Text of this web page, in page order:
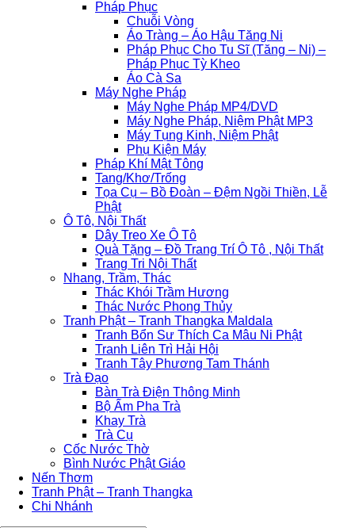
Pháp Phục
Chuỗi Vòng
Áo Tràng – Áo Hậu Tăng Ni
Pháp Phục Cho Tu Sĩ (Tăng – Ni) –
Pháp Phục Tỳ Kheo
Áo Cà Sa
Máy Nghe Pháp
Máy Nghe Pháp MP4/DVD
Máy Nghe Pháp, Niệm Phật MP3
Máy Tụng Kinh, Niệm Phật
Phụ Kiện Máy
Pháp Khí Mật Tông
Tang/Khơ/Trống
Tọa Cụ – Bồ Đoàn – Đệm Ngồi Thiền, Lễ
Phật
Ô Tô, Nội Thất
Dây Treo Xe Ô Tô
Quà Tặng – Đồ Trang Trí Ô Tô , Nội Thất
Trang Tri Nội Thất
Nhang, Trầm, Thác
Thác Khói Trầm Hương
Thác Nước Phong Thủy
Tranh Phật – Tranh Thangka Maldala
Tranh Bổn Sư Thích Ca Mâu Ni Phật
Tranh Liên Trì Hải Hội
Tranh Tây Phương Tam Thánh
Trà Đạo
Bàn Trà Điện Thông Minh
Bộ Ấm Pha Trà
Khay Trà
Trà Cụ
Cốc Nước Thờ
Bình Nước Phật Giáo
Nến Thơm
Tranh Phật – Tranh Thangka
Chi Nhánh